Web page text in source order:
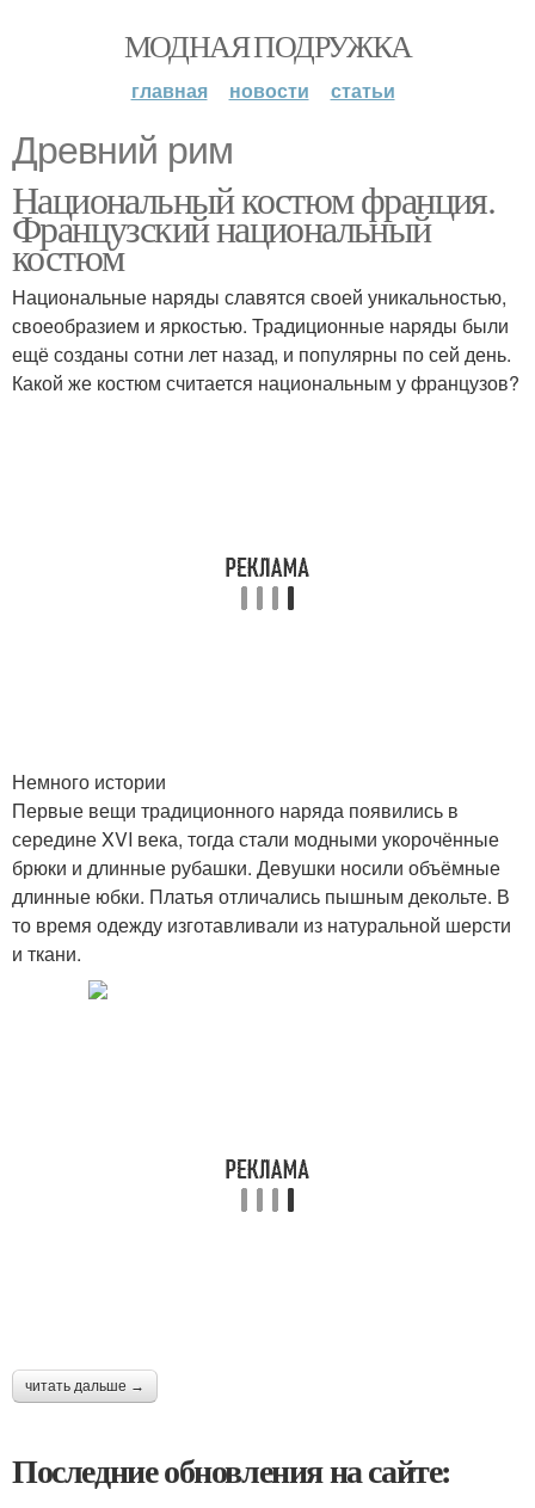
МОДНАЯ ПОДРУЖКА
главная новости статьи
Древний рим
Национальный костюм франция.
Французский национальный
костюм
Национальные наряды славятся своей уникальностью,
своеобразием и яркостью. Традиционные наряды были
ещё созданы сотни лет назад, и популярны по сей день.
Какой же костюм считается национальным у французов?
Немного истории
Первые вещи традиционного наряда появились в
середине XVI века, тогда стали модными укорочённые
брюки и длинные рубашки. Девушки носили объёмные
длинные юбки. Платья отличались пышным декольте. В
то время одежду изготавливали из натуральной шерсти
и ткани.
читать дальше →
Последние обновления на сайте: